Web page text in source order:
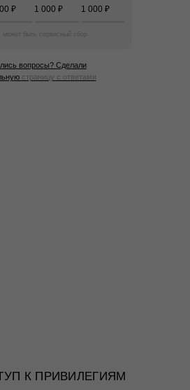
вопросы? Сделали
страницу с ответами
может быть сервисный сбор
₽ 1 000 ₽ 1 000 ₽
К ПРИВИЛЕГИЯМ